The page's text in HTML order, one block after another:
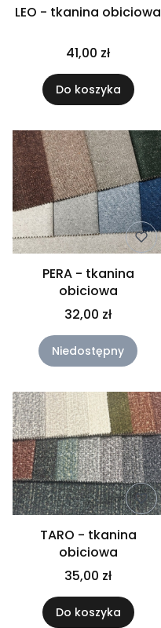
LEO - tkanina obiciowa
41,00 zł
Do koszyka
PERA - tkanina
obiciowa
32,00 zł
Niedostępny
TARO - tkanina
obiciowa
35,00 zł
Do koszyka